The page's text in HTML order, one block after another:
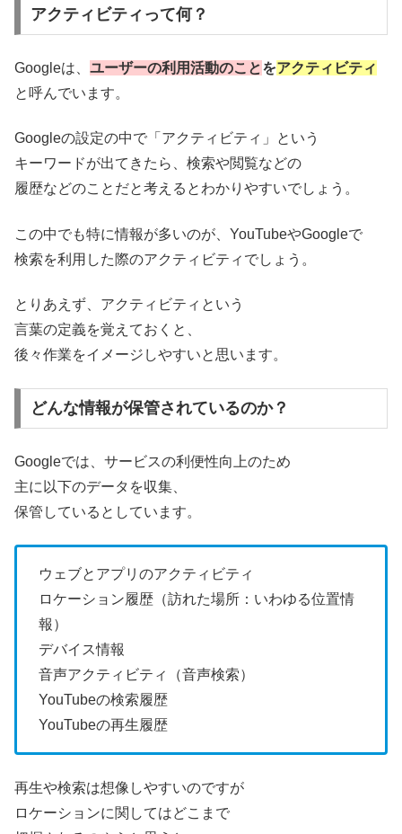
アクティビティって何？
Googleは、 ユーザーの利用活動のことをアクティビティ
と呼んでいます。
Googleの設定の中で「アクティビティ」という
キーワードが出てきたら、検索や閲覧などの
履歴などのことだと考えるとわかりやすいでしょう。
この中でも特に情報が多いのが、YouTubeやGoogleで
検索を利用した際のアクティビティでしょう。
とりあえず、アクティビティという
言葉の定義を覚えておくと、
後々作業をイメージしやすいと思います。
どんな情報が保管されているのか？
Googleでは、サービスの利便性向上のため
主に以下のデータを収集、
保管しているとしています。
ウェブとアプリのアクティビティ
ロケーション履歴（訪れた場所：いわゆる位置情
報）
デバイス情報
音声アクティビティ（音声検索）
YouTubeの検索履歴
YouTubeの再生履歴
再生や検索は想像しやすいのですが
ロケーションに関してはどこまで